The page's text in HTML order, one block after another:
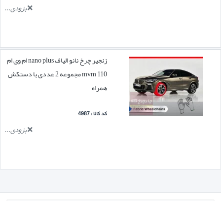
بزودی...
زنجیر چرخ نانو الیاف nano plus ام وی ام
mvm 110 مجموعه 2 عددی با دستکش
همراه
کد کالا : 4987
بزودی...